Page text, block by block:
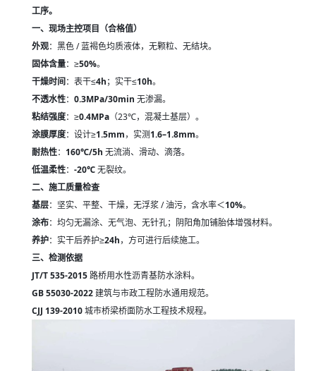
工序。
一、现场主控项目（合格值）
外观：黑色 / 蓝褐色均质液体，无颗粒、无结块。
固体含量：≥50%。
干燥时间：表干≤4h；实干≤10h。
不透水性： 0.3MPa/30min 无渗漏。
粘结强度：≥0.4MPa （23℃，混凝土基层）。
涂膜厚度：设计≥1.5mm，实测1.6–1.8mm。
耐热性： 160℃/5h 无流淌、滑动、滴落。
低温柔性： -20℃无裂纹。
二、施工质量检查
基层：坚实、平整、干燥，无浮浆 / 油污，含水率＜10%。
涂布：均匀无漏涂、无气泡、无针孔；阴阳角加铺胎体增强材料。
养护：实干后养护≥24h，方可进行后续施工。
三、检测依据
JT/T 535-2015路桥用水性沥青基防水涂料。
GB 55030-2022建筑与市政工程防水通用规范。
CJJ 139-2010城市桥梁桥面防水工程技术规程。